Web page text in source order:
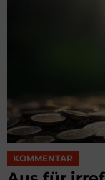
KOMMENTAR